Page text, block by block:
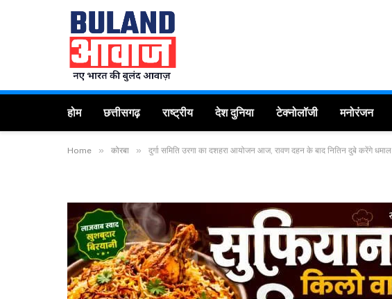
होम छत्तीसगढ़ राष्ट्रीय देश दुनिया टेक्नोलॉजी मनोरंजन
Home » कोरबा » दुर्गा समिति उरगा का दशहरा आयोजन आज, रावण दहन के बाद नितिन दुबे करेंगे धमाल